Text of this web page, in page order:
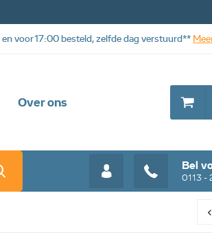
Over ons
Bel
0113 -
voor 17:00 besteld, zelfde dag verstuurd**